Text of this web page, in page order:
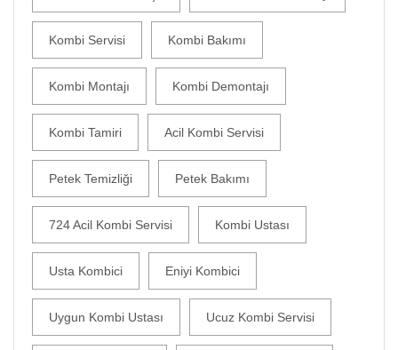
Kombi Servisi Kombi Bakımı
Kombi Montajı Kombi Demontajı
Kombi Tamiri Acil Kombi Servisi
Petek Temizliği Petek Bakımı
724 Acil Kombi Servisi Kombi Ustası
Usta Kombici Eniyi Kombici
Uygun Kombi Ustası Ucuz Kombi Servisi